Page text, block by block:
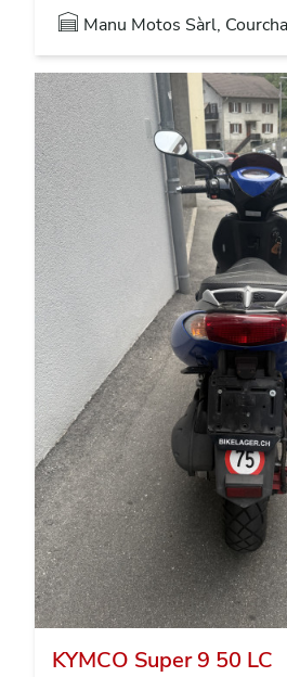
Manu Motos Sàrl,
KYMCO Super 9 50 LC